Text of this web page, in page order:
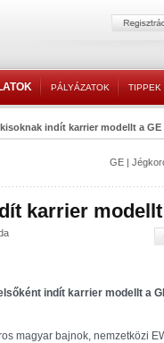
PÁLYÁZATOK TIPPEK
indít karrier modellt a GE
GE |
karrier modellt
indít karrier modellt a
magyar bajnok, nemzetközi